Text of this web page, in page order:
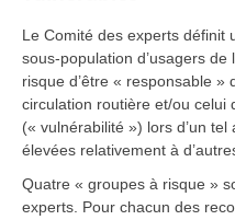
Le Comité des experts définit
sous-population d’usagers
risque d’être « responsable »
circulation routière et/ou celui
(« vulnérabilité ») lors d’un
élevées relativement à
Quatre « groupes à risque »
experts. Pour chacun des